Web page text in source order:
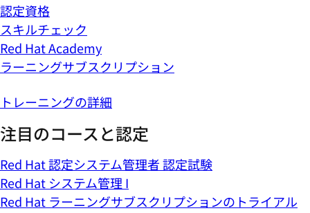
注目のコースと認定
Red Hat 認定システム管理者 認定試験
Red Hat システム管理 I
(無料)
RHCE 認定試験
Red Hat 認定 OpenShift 管理者試験
サービス